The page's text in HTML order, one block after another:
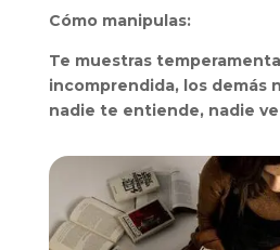
Cómo manipulas:
Te muestras
incomprendida, los demás
nadie te entiende, nadie